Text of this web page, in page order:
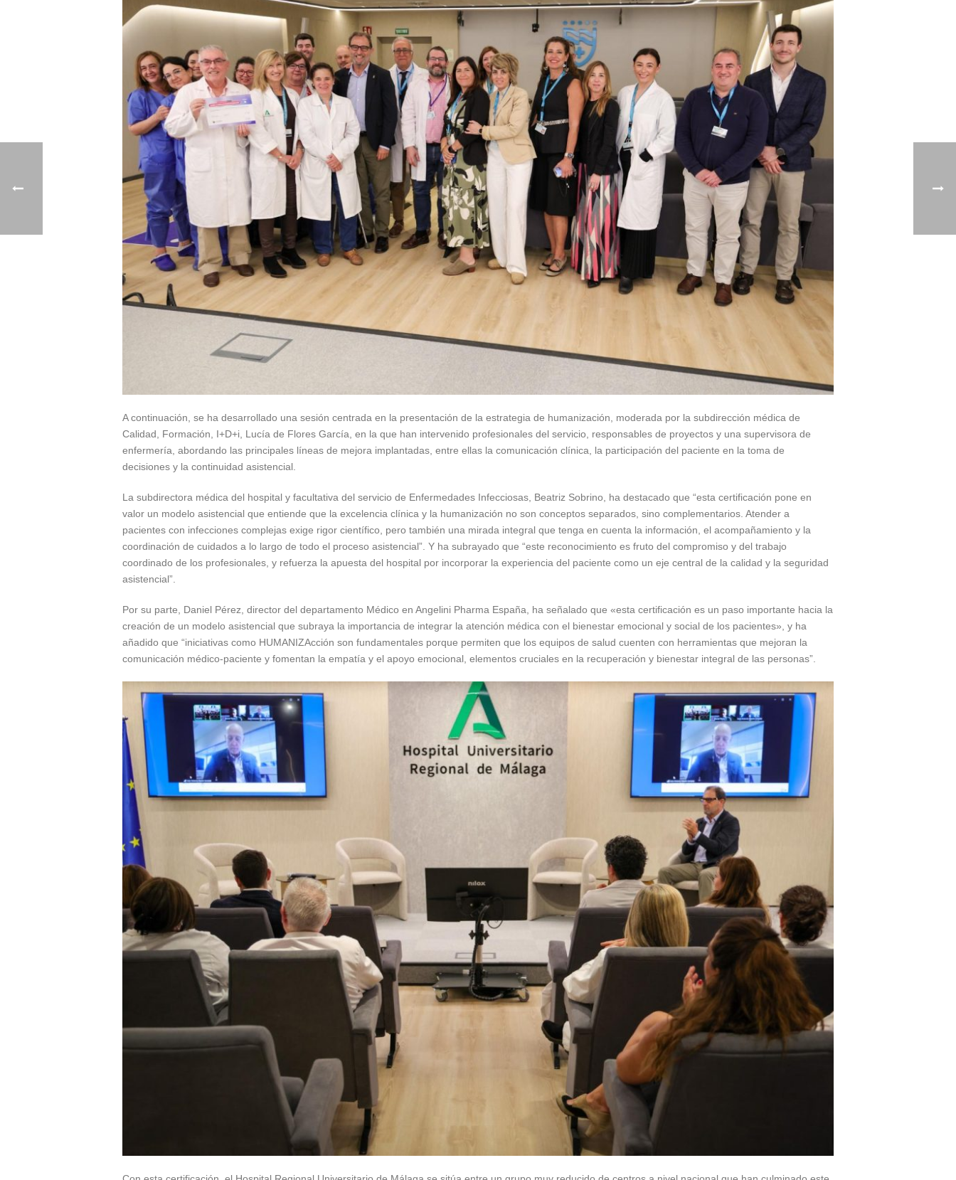
A continuación, se ha desarrollado una sesión centrada en la presentación de la estrategia de humanización, moderada por la subdirección médica de
Calidad, Formación, I+D+i, Lucía de Flores García, en la que han intervenido profesionales del servicio, responsables de proyectos y una supervisora de
enfermería, abordando las principales líneas de mejora implantadas, entre ellas la comunicación clínica, la participación del paciente en la toma de
decisiones y la continuidad asistencial.
La subdirectora médica del hospital y facultativa del servicio de Enfermedades Infecciosas, Beatriz Sobrino, ha destacado que “esta certificación pone en
valor un modelo asistencial que entiende que la excelencia clínica y la humanización no son conceptos separados, sino complementarios. Atender a
pacientes con infecciones complejas exige rigor científico, pero también una mirada integral que tenga en cuenta la información, el acompañamiento y la
coordinación de cuidados a lo largo de todo el proceso asistencial”. Y ha subrayado que “este reconocimiento es fruto del compromiso y del trabajo
coordinado de los profesionales, y refuerza la apuesta del hospital por incorporar la experiencia del paciente como un eje central de la calidad y la seguridad
asistencial”.
Por su parte, Daniel Pérez, director del departamento Médico en Angelini Pharma España, ha señalado que «esta certificación es un paso importante hacia la
creación de un modelo asistencial que subraya la importancia de integrar la atención médica con el bienestar emocional y social de los pacientes», y ha
añadido que “iniciativas como HUMANIZAcción son fundamentales porque permiten que los equipos de salud cuenten con herramientas que mejoran la
comunicación médico-paciente y fomentan la empatía y el apoyo emocional, elementos cruciales en la recuperación y bienestar integral de las personas”.